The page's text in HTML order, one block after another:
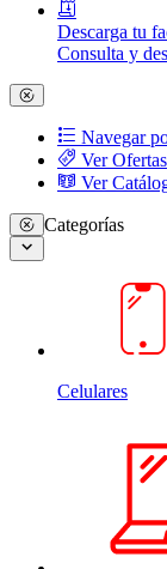
Descarga tu
Consulta y
Navegar
Ver Ofertas
Ver
Categorías
Celulares